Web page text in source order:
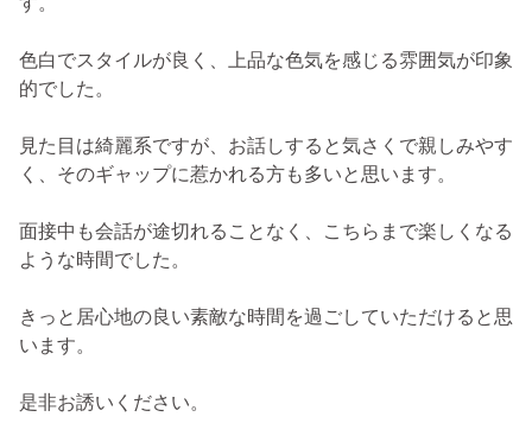
色白でスタイルが良く、上品な色気を感じる雰囲気が印象
的でした。
見た目は綺麗系ですが、お話しすると気さくで親しみやす
く、そのギャップに惹かれる方も多いと思います。
面接中も会話が途切れることなく、こちらまで楽しくなる
ような時間でした。
きっと居心地の良い素敵な時間を過ごしていただけると思
います。
是非お誘いください。